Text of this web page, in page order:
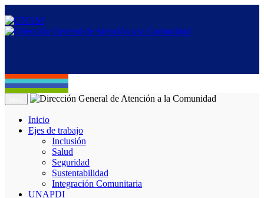
Inicio
Ejes de trabajo
Inclusión
Salud
Seguridad
Sustentabilidad
Integración Comunitaria
UNAPDI